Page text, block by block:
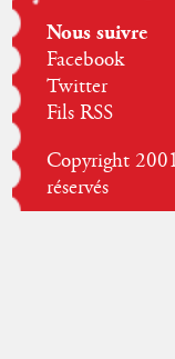
Nous suivre
Facebook
Twitter
Fils RSS
Copyright
réservés